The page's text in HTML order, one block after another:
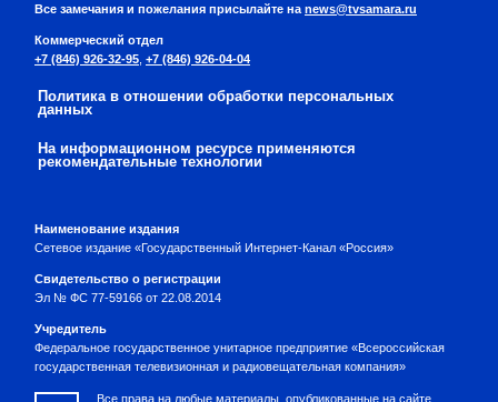
Все замечания и пожелания присылайте на news@tvsamara.ru
Коммерческий отдел
+7 (846) 926-32-95 +7 (846) 926-04-04
Политика в отношении обработки персональных
данных
На информационном ресурсе применяются
рекомендательные технологии
Наименование издания
Сетевое издание «Государственный Интернет-Канал «Россия»
Свидетельство о регистрации
Эл № ФС 77-59166 от 22.08.2014
Учредитель
Федеральное государственное унитарное предприятие «Всероссийская
государственная телевизионная и радиовещательная компания»
Все права на любые материалы, опубликованные на сайте,